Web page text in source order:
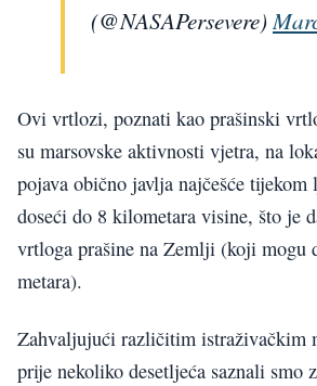
(@NASAPersevere)
Ovi vrtlozi, poznati kao prašinski
su marsovske aktivnosti vjetra, na
pojava obično javlja najčešće
doseći do 8 kilometara visine, što je
vrtloga prašine na Zemlji (koji mogu
metara).
Zahvaljujući različitim istraživačkim
prije nekoliko desetljeća saznali smo